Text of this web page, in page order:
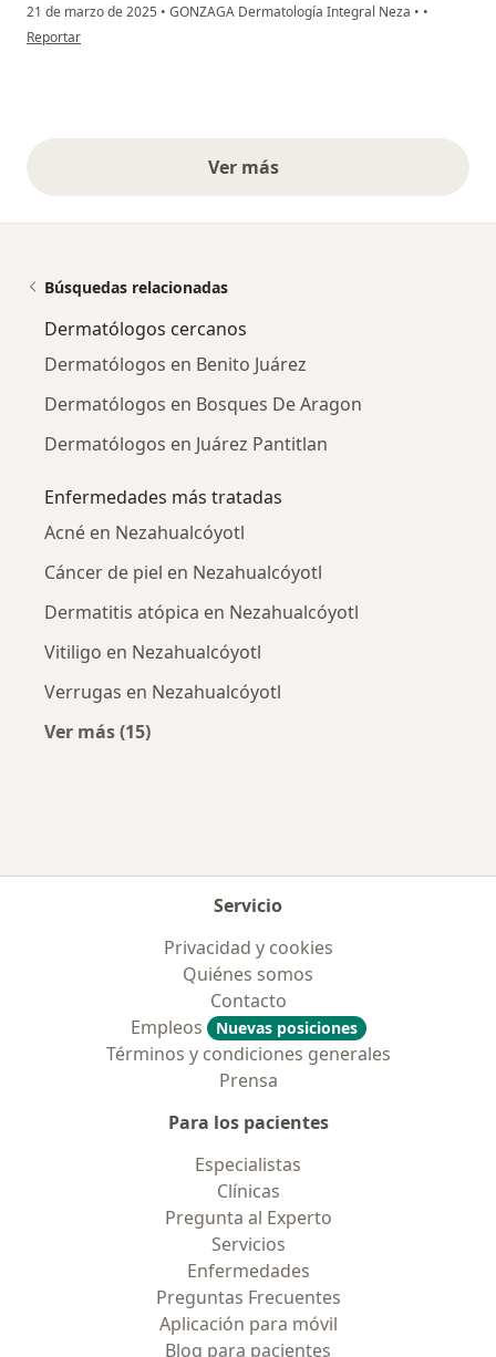
21 de marzo de 2025 • GONZAGA Dermatología Integral Neza • •
en opinión del usuario VeroJimo
Reportar
Ver másopiniones anteriores
Búsquedas relacionadas
Dermatólogos cercanos
Dermatólogos en Benito Juárez
Dermatólogos en Bosques De Aragon
Dermatólogos en Juárez Pantitlan
Enfermedades más tratadas
Acné en Nezahualcóyotl
Cáncer de piel en Nezahualcóyotl
Dermatitis atópica en Nezahualcóyotl
Vitiligo en Nezahualcóyotl
Verrugas en Nezahualcóyotl
Ver más (15)
Servicio
Privacidad y cookies
Quiénes somos
Contacto
Empleos
Nuevas posiciones
Términos y condiciones generales
Prensa
Para los pacientes
Especialistas
Clínicas
Pregunta al Experto
Servicios
Enfermedades
Preguntas Frecuentes
Aplicación para móvil
Blog para pacientes